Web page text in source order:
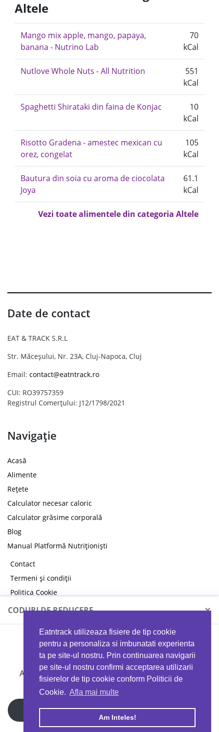
Eatntrack utilizeaza fisiere de tip cookie
pentru a personaliza si imbunatati experienta
ta pe site-ul nostru. Prin continuarea navigarii
pe site-ul nostru confirmi acceptarea utilizarii
fisierelor de tip cookie conform Politicii de
Cookie. Afla mai multe
Am Inteles!
Altele
Mango mix apple, mango, papaya,
banana - Nutrino Lab
70
kCal
Nutlove Whole Nuts - All Nutrition
551
kCal
Spaghetti Shirataki din faina de Konjac
10
kCal
Risotto Gradena - amestec mexican cu
orez, congelat
105
kCal
Bautura din soia cu aroma de ciocolata
Joya
61.1
kCal
Vezi toate alimentele din categoria Altele
Date de contact
EAT & TRACK S.R.L
Str. Măceșului, Nr. 23A, Cluj-Napoca, Cluj
Email: contact@eatntrack.ro
CUI: RO39757359
Registrul Comerțului: J12/1798/2021
Navigație
Acasă
Alimente
Rețete
Calculator necesar caloric
Calculator grăsime corporală
Blog
Manual Platformă Nutriționiști
Contact
Termeni și condiții
Politica Cookie
Politica de confidențialitate
Copyright © 2026 EAT & TRACK S.R.L
CODURI DE REDUCERE ×
MYPROTEIN
Ai 40%reducere la orice comandă folosind codul
EATTRACK
Profită acum